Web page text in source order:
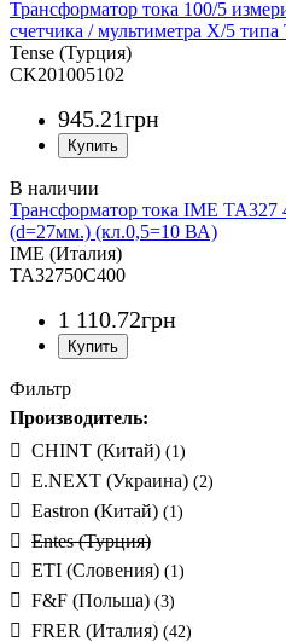
Трансформатор тока 100/5
счетчика / мультиметра Х/5
Tense (Турция)
CK201005102
945.21грн
Трансформатор тока IME TA327
(d=27мм.) (кл.0,5=10 ВА)
IME (Италия)
TA32750C400
1 110.72грн
Фильтр
Производитель:
CHINT (Китай) (1)
E.NEXT (Украина) (2)
Eastron (Китай) (1)
Entes (Турция)
ETI (Словения) (1)
F&F (Польша) (3)
FRER (Италия) (42)